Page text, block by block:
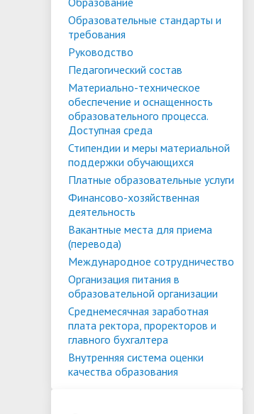
Материально-техническое
обеспечение и оснащенность
образовательного процесса.
Доступная среда
Среднемесячная заработная плата
ректора, проректоров и главного
бухгалтера
Конкурсы и вакансии
Проекты, гранты и конкурсы
Условия обучения инвалидов и лиц
с ОВЗ
Патриотический клуб ФГБОУ ВО
«АнГТУ»
Конкурсные списки
Списки зачисленных
Образовательные стандарты и
требования
Руководство
Педагогический состав
Материально-техническое
обеспечение и оснащенность
образовательного процесса.
Доступная среда
Стипендии и меры материальной
поддержки обучающихся
Платные образовательные услуги
Финансово-хозяйственная
деятельность
Вакантные места для приема
(перевода)
Международное сотрудничество
Организация питания в
образовательной организации
Среднемесячная заработная
плата ректора, проректоров и
главного бухгалтера
Внутренняя система оценки
качества образования